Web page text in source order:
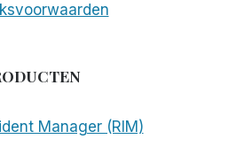
Manager (RIM)